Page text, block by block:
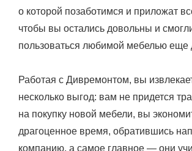
о которой позаботимся и приложат
чтобы вы остались довольны и
пользоваться любимой мебелью еще
Работая с Дивремонтом, вы
несколько выгод: вам не придется
на покупку новой мебели, вы
драгоценное время, обратившись
компанию, а самое главное — они